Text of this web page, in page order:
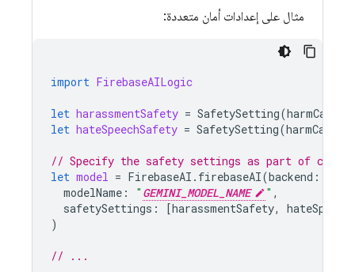
مثال على إعدادات أمان متعددة:
import FirebaseAILogic
let harassmentSafety = SafetySetting(
let hateSpeechSafety = SafetySetting(
// Specify the safety settings as part of
let model = FirebaseAI . firebaseAI(backend :
modelName : " GEMINI_MODEL_NAME " ,
safetySettings : [harassmentSafety,
)
// ...